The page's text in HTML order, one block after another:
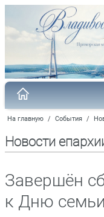
На главную / События /
Новости
Завершён
к Дню семьи